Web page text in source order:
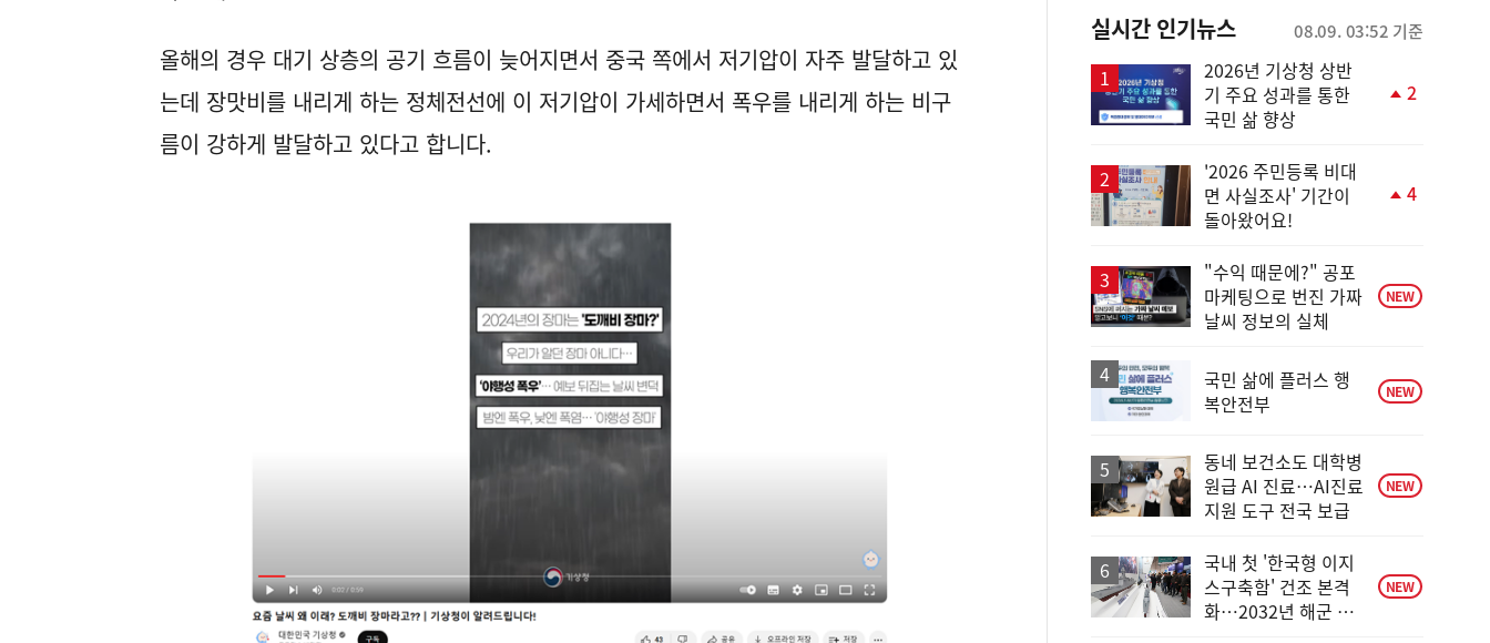
올해의 경우 대기 상층의 공기 흐름이 늦어지면서 중국 쪽에서 저기압이 자주 발달하고 있
는데 장맛비를 내리게 하는 정체전선에 이 저기압이 가세하면서 폭우를 내리게 하는 비구
름이 강하게 발달하고 있다고 합니다.
실시간 인기뉴스 08.09. 03:52 기준
2026년 기상청 상반
기 주요 성과를 통한
국민 삶 향상
2
'2026 주민등록 비대
면 사실조사' 기간이
돌아왔어요!
4
"수익 때문에?" 공포
마케팅으로 번진 가짜
날씨 정보의 실체
NEW
국민 삶에 플러스 행
복안전부
NEW
동네 보건소도 대학병
원급 AI 진료…AI진료
지원 도구 전국 보급
NEW
국내 첫 '한국형 이지
스구축함' 건조 본격
화…2032년 해군 인
NEW